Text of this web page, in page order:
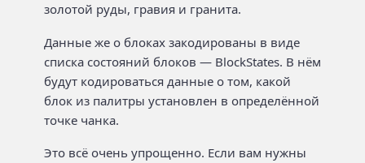
золотой руды, гравия и гранита.
Данные же о блоках закодированы в виде
списка состояний блоков — BlockStates. В нём
будут кодироваться данные о том, какой
блок из палитры установлен в определённой
точке чанка.
Это всё очень упрощенно. Если вам нужны